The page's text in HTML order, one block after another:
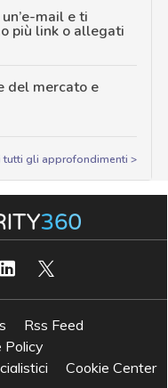
mail e ti
più link o allegati
del mercato e
tutti gli approfondimenti >
Rss Feed
Policy
Cookie Center